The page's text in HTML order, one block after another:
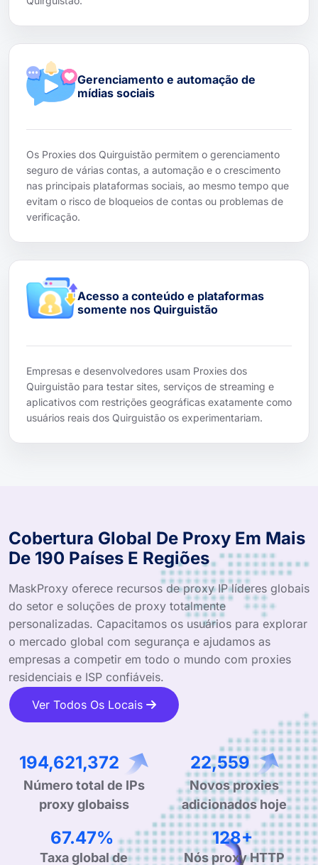
Gerenciamento e automação de
mídias sociais
Os Proxies dos Quirguistão permitem o gerenciamento
seguro de várias contas, a automação e o crescimento
nas principais plataformas sociais, ao mesmo tempo que
evitam o risco de bloqueios de contas ou problemas de
verificação.
Acesso a conteúdo e plataformas
somente nos Quirguistão
Empresas e desenvolvedores usam Proxies dos
Quirguistão para testar sites, serviços de streaming e
aplicativos com restrições geográficas exatamente como
usuários reais dos Quirguistão os experimentariam.
Cobertura Global De Proxy Em Mais
De 190 Países E Regiões
MaskProxy oferece recursos de proxy IP líderes globais
do setor e soluções de proxy totalmente
personalizadas. Capacitamos os usuários para explorar
o mercado global com segurança e ajudamos as
empresas a competir em todo o mundo com proxies
residenciais e ISP confiáveis.
Ver Todos Os Locais
282,410,781
Número total de IPs
proxy globaiss
32,735
Novos proxies
adicionados hoje
99.90%
Taxa global de
190+
Nós proxy HTTP